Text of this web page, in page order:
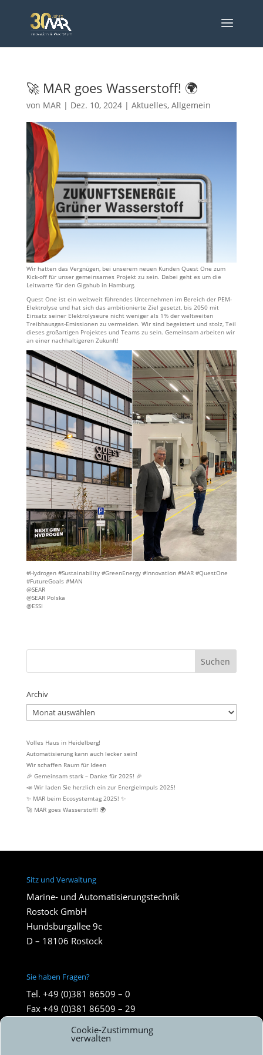
Cookie-Zustimmung
verwalten
🚀 MAR goes Wasserstoff! 🌍
von MAR | Dez. 10, 2024| Aktuelles, Allgemein
Wir hatten das Vergnügen, bei unserem neuen Kunden Quest One zum
Kick-off für unser gemeinsames Projekt zu sein. Dabei geht es um die
Leitwarte für den Gigahub in Hamburg.
Quest One ist ein weltweit führendes Unternehmen im Bereich der PEM-
Elektrolyse und hat sich das ambitionierte Ziel gesetzt, bis 2050 mit
Einsatz seiner Elektrolyseure nicht weniger als 1% der weltweiten
Treibhausgas-Emissionen zu vermeiden. Wir sind begeistert und stolz, Teil
dieses großartigen Projektes und Teams zu sein. Gemeinsam arbeiten wir
an einer nachhaltigeren Zukunft!
#Hydrogen #Sustainability #GreenEnergy #Innovation #MAR #QuestOne
#FutureGoals #MAN
@SEAR
@SEAR Polska
@ESSI
Archiv
Volles Haus in Heidelberg!
Automatisierung kann auch lecker sein!
Wir schaffen Raum für Ideen
🎉 Gemeinsam stark – Danke für 2025! 🎉
📣 Wir laden Sie herzlich ein zur EnergieImpuls 2025!
✨ MAR beim Ecosystemtag 2025! ✨
🚀 MAR goes Wasserstoff! 🌍
Sitz und Verwaltung
Marine- und Automatisierungstechnik
Rostock GmbH
Hundsburgallee 9c
D – 18106 Rostock
Sie haben Fragen?
Tel. +49 (0)381 86509 – 0
Fax +49 (0)381 86509 – 29